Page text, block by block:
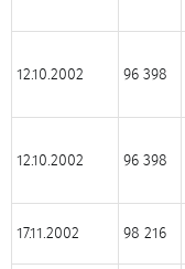
12.10.2002 96 398
12.10.2002 96 398
17.11.2002 98 216